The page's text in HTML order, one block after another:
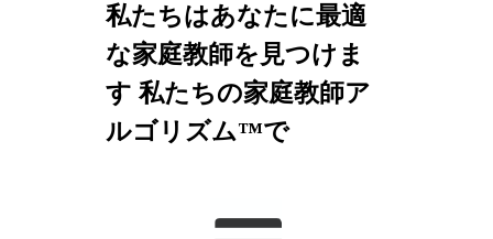
私たちはあなたに最適
な家庭教師を見つけま
す 私たちの家庭教師ア
ルゴリズム™で